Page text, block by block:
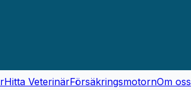
Hitta VeterinärFörsäkringsmotornOm oss